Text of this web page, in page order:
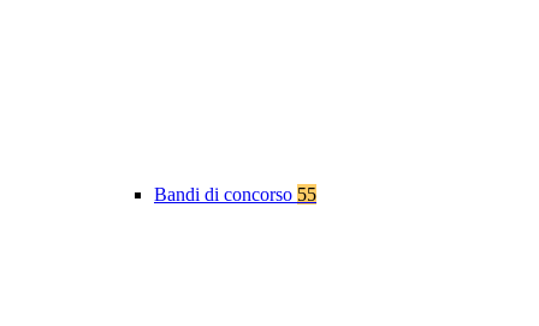
Bandi di concorso 55